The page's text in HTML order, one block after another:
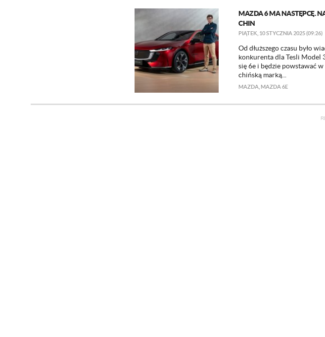
MAZDA 6 MA NASTĘPCĘ.
CHIN
PIĄTEK, 10 STYCZNIA 2025 (09:26)
Od dłuższego czasu było
konkurenta dla Tesli Model
się 6e i będzie powstawać
chińską marką...
MAZDA MAZDA 6E